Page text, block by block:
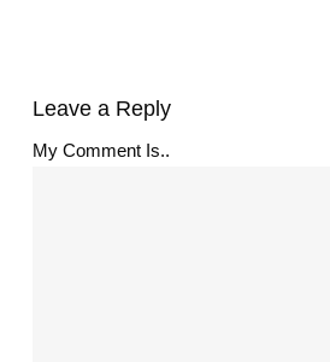
Leave a Reply
My Comment Is..